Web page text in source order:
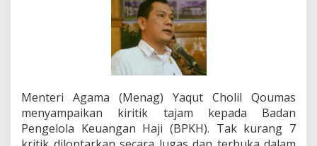
A
a
m
a
t
e
n
t
a
Menteri Agama (Menag) Yaqut Cholil Qoumas
menyampaikan kiritik tajam kepada Badan
Pengelola Keuangan Haji (BPKH). Tak kurang 7